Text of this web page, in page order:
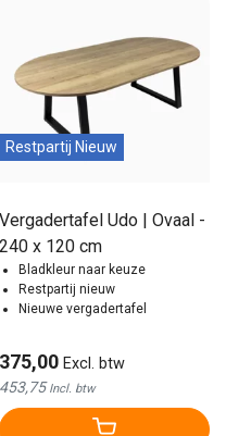
Restpartij Nieuw
Vergadertafel Udo | Ovaal -
240 x 120 cm
Bladkleur naar keuze
Restpartij nieuw
Nieuwe vergadertafel
375,00 Excl. btw
453,75Incl. btw